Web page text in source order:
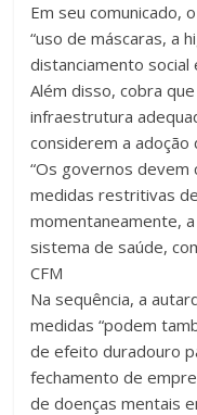
Em seu comunicado,
“uso de máscaras, a
distanciamento social
Além disso, cobra
infraestrutura
considerem a
“Os governos devem
medidas restritivas
momentaneamente,
sistema de saúde,
CFM
Na sequência, a
medidas “podem
de efeito duradouro
fechamento de
de doenças mentais